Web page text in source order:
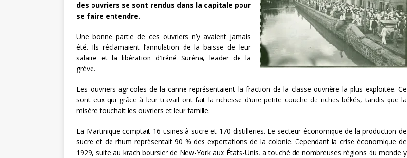
des ouvriers se sont rendus dans la capitale pour
se faire entendre.
Une bonne partie de ces ouvriers n’y avaient jamais
été. Ils réclamaient l’annulation de la baisse de leur
salaire et la libération d’Iréné Suréna, leader de la
grève.
Les ouvriers agricoles de la canne représentaient la fraction de la classe ouvrière la plus exploitée. Ce
sont eux qui grâce à leur travail ont fait la richesse d’une petite couche de riches békés, tandis que la
misère touchait les ouvriers et leur famille.
La Martinique comptait 16 usines à sucre et 170 distilleries. Le secteur économique de la production de
sucre et de rhum représentait 90 % des exportations de la colonie. Cependant la crise économique de
1929, suite au krach boursier de New-York aux États-Unis, a touché de nombreuses régions du monde y